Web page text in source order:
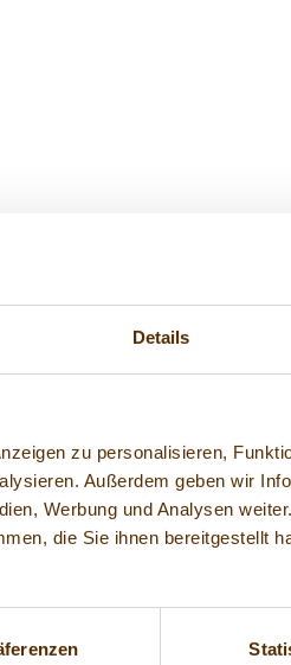
Details
zu personalisieren,
Außerdem geben wir
Werbung und Analysen
die Sie ihnen bereitgestellt